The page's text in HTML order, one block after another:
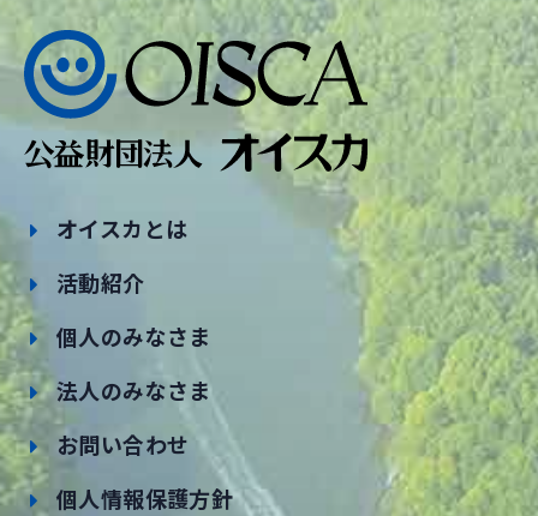
オイスカとは
活動紹介
個人のみなさま
法人のみなさま
お問い合わせ
個人情報保護方針